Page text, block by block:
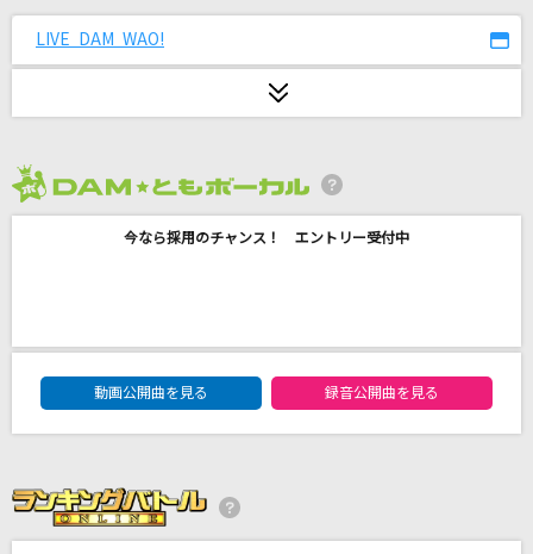
もらい泣き
逢いたい理由
Official髭男dism
いのちの歌
月島きらり starring 久住小春(モーニング娘。)
LIVE DAM WAO!
今なら採用のチャンス！ エントリー受付中
DAM★ともボーカルエントリーランキング
動画公開曲を見る
録音公開曲を見る